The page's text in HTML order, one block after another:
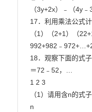
（3y+2x）﹣（
17．利用乘法公式计
（1）（2+1）（
18．观察下面的式
＝72﹣52，…
1 2 3
（1）请用含n的式
n